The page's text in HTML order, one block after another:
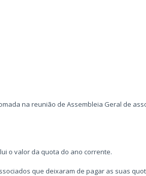
na reunião de Assembleia Geral de
o valor da quota do ano corrente.
que deixaram de pagar as suas